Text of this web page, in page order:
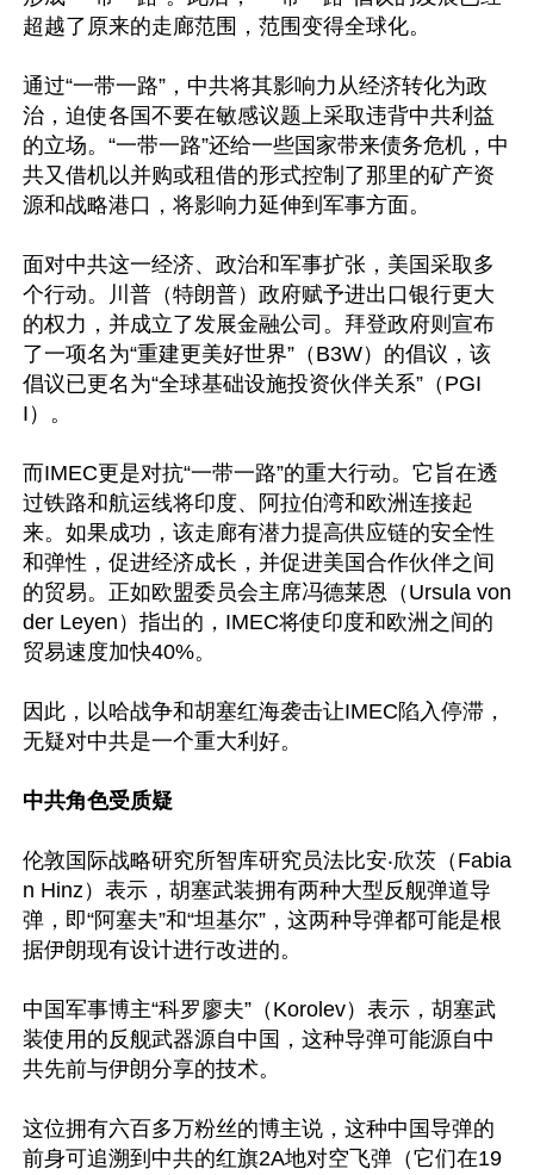
超越了原来的走廊范围，范围变得全球化。
通过“一带一路”，中共将其影响力从经济转化为政
治，迫使各国不要在敏感议题上采取违背中共利益
的立场。“一带一路”还给一些国家带来债务危机，中
共又借机以并购或租借的形式控制了那里的矿产资
源和战略港口，将影响力延伸到军事方面。
面对中共这一经济、政治和军事扩张，美国采取多
个行动。川普（特朗普）政府赋予进出口银行更大
的权力，并成立了发展金融公司。拜登政府则宣布
了一项名为“重建更美好世界”（B3W）的倡议，该
倡议已更名为“全球基础设施投资伙伴关系”（PGI
I）。
而IMEC更是对抗“一带一路”的重大行动。它旨在透
过铁路和航运线将印度、阿拉伯湾和欧洲连接起
来。如果成功，该走廊有潜力提高供应链的安全性
和弹性，促进经济成长，并促进美国合作伙伴之间
的贸易。正如欧盟委员会主席冯德莱恩（Ursula von
der Leyen）指出的，IMEC将使印度和欧洲之间的
贸易速度加快40%。
因此，以哈战争和胡塞红海袭击让IMEC陷入停滞，
无疑对中共是一个重大利好。
中共角色受质疑
伦敦国际战略研究所智库研究员法比安‧欣茨（Fabia
n Hinz）表示，胡塞武装拥有两种大型反舰弹道导
弹，即“阿塞夫”和“坦基尔”，这两种导弹都可能是根
据伊朗现有设计进行改进的。
中国军事博主“科罗廖夫”（Korolev）表示，胡塞武
装使用的反舰武器源自中国，这种导弹可能源自中
共先前与伊朗分享的技术。
这位拥有六百多万粉丝的博主说，这种中国导弹的
前身可追溯到中共的红旗2A地对空飞弹（它们在19